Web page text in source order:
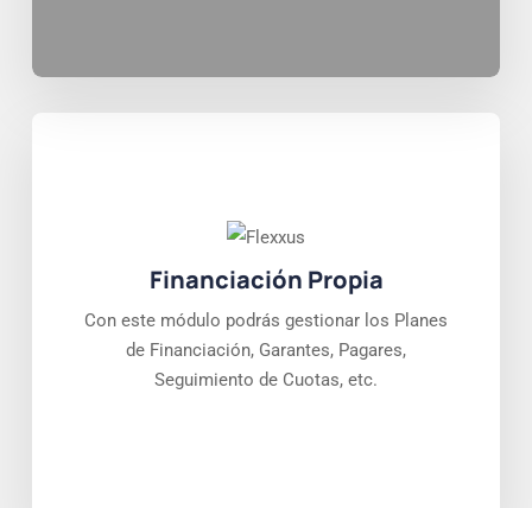
Financiación Propia
Con este módulo podrás gestionar los Planes
de Financiación, Garantes, Pagares,
Seguimiento de Cuotas, etc.